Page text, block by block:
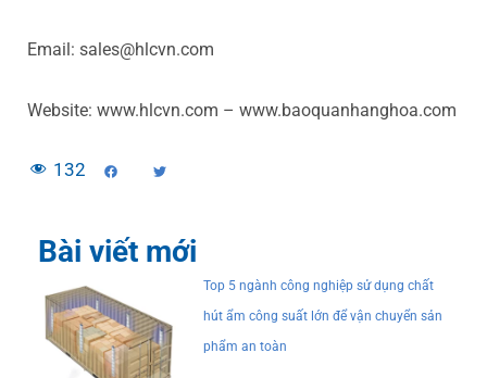
Email: sales@hlcvn.com
Website: www.hlcvn.com – www.baoquanhanghoa.com
132
Bài viết mới
Top 5 ngành công nghiệp sử dụng chất
hút ẩm công suất lớn để vận chuyển sản
phẩm an toàn